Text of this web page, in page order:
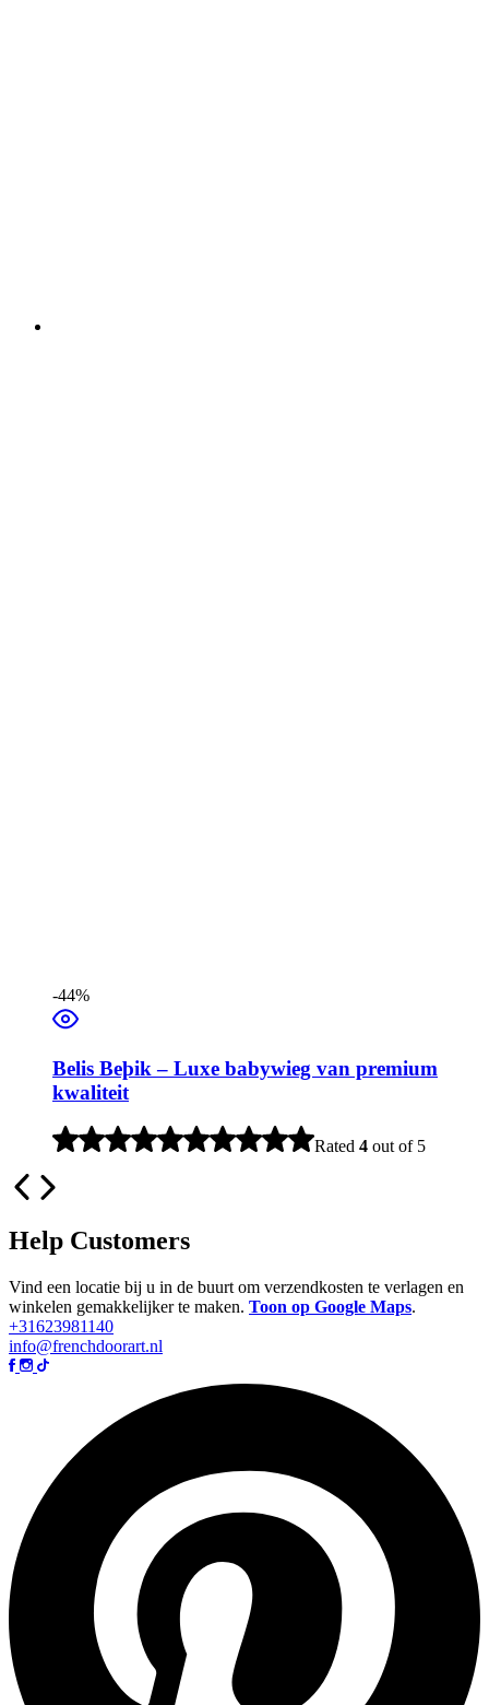
-44%
Belis Beþik – Luxe babywieg van premium
kwaliteit
Rated 4 out of 5
Help Customers
Vind een locatie bij u in de buurt om verzendkosten te verlagen en
winkelen gemakkelijker te maken. Toon op Google Maps.
+31623981140
info@frenchdoorart.nl